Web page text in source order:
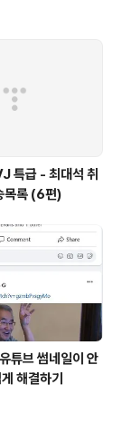
특급 - 최대석 취
목록 (6편)
튜브 썸네일이 안
해결하기